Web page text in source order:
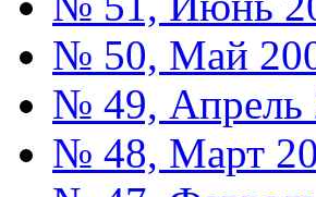
№ 50, Май
№ 49, Апрель
№ 48, Март